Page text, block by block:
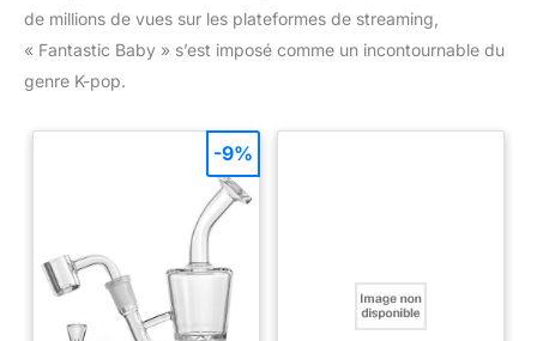
de millions de vues sur les plateformes de streaming,
« Fantastic Baby » s’est imposé comme un incontournable du
genre K-pop.
-9%